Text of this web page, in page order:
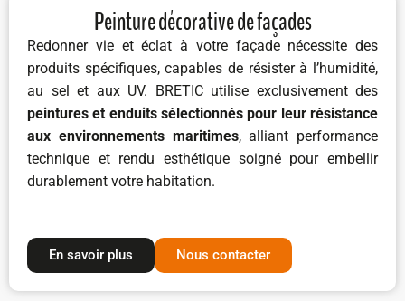
Peinture décorative de façades
Redonner vie et éclat à votre façade nécessite des
produits spécifiques, capables de résister à l’humidité,
au sel et aux UV. BRETIC utilise exclusivement des
peintures et enduits sélectionnés pour leur résistance
aux environnements maritimes, alliant performance
technique et rendu esthétique soigné pour embellir
durablement votre habitation.
En savoir plus Nous contacter